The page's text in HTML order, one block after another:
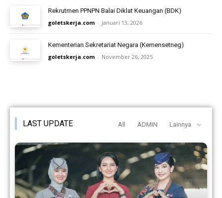
Rekrutmen PPNPN Balai Diklat Keuangan (BDK)
goletskerja.com - Januari 13, 2026
Kementerian Sekretariat Negara (Kemensetneg)
goletskerja.com - November 26, 2025
LAST UPDATE All ADMIN Lainnya